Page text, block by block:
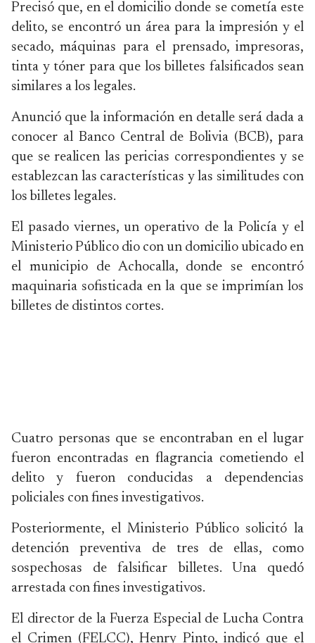
Precisó que, en el domicilio donde se cometía este
delito, se encontró un área para la impresión y el
secado, máquinas para el prensado, impresoras,
tinta y tóner para que los billetes falsificados sean
similares a los legales.
Anunció que la información en detalle será dada a
conocer al Banco Central de Bolivia (BCB), para
que se realicen las pericias correspondientes y se
establezcan las características y las similitudes con
los billetes legales.
El pasado viernes, un operativo de la Policía y el
Ministerio Público dio con un domicilio ubicado en
el municipio de Achocalla, donde se encontró
maquinaria sofisticada en la que se imprimían los
billetes de distintos cortes.
Cuatro personas que se encontraban en el lugar
fueron encontradas en flagrancia cometiendo el
delito y fueron conducidas a dependencias
policiales con fines investigativos.
Posteriormente, el Ministerio Público solicitó la
detención preventiva de tres de ellas, como
sospechosas de falsificar billetes. Una quedó
arrestada con fines investigativos.
El director de la Fuerza Especial de Lucha Contra
el Crimen (FELCC), Henry Pinto, indicó que el